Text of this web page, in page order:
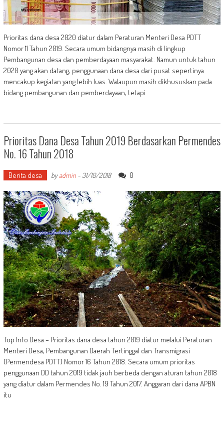
Prioritas dana desa 2020 diatur dalam Peraturan Menteri Desa PDTT
Nomor 11 Tahun 2019. Secara umum bidangnya masih di lingkup
Pembangunan desa dan pemberdayaan masyarakat. Namun untuk tahun
2020 yang akan datang, penggunaan dana desa dari pusat sepertinya
mencakup kegiatan yang lebih luas. Walaupun masih dikhususkan pada
bidang pembangunan dan pemberdayaan, tetapi
Prioritas Dana Desa Tahun 2019 Berdasarkan Permendes
No. 16 Tahun 2018
Berita desa byadmin- 31/10/2018 0
Top Info Desa – Prioritas dana desa tahun 2019 diatur melalui Peraturan
Menteri Desa, Pembangunan Daerah Tertinggal dan Transmigrasi
(Permendesa PDTT) Nomor 16 Tahun 2018. Secara umum prioritas
penggunaan DD tahun 2019 tidak jauh berbeda dengan aturan tahun 2018
yang diatur dalam Permendes No. 19 Tahun 2017. Anggaran dari dana APBN
itu